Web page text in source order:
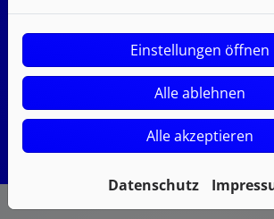
Jetzt ganz einfach und bequem
anfragen!
Termin
Einstellungen öffnen
Alle ablehnen
Alle akzeptieren
Datenschutz